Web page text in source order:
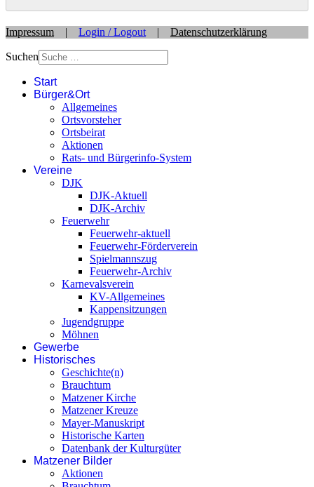
Impressum | Login / Logout | Datenschutzerklärung
Suchen
Start
Bürger&Ort
Allgemeines
Ortsvorsteher
Ortsbeirat
Aktionen
Rats- und Bürgerinfo-System
Vereine
DJK
DJK-Aktuell
DJK-Archiv
Feuerwehr
Feuerwehr-aktuell
Feuerwehr-Förderverein
Spielmannszug
Feuerwehr-Archiv
Karnevalsverein
KV-Allgemeines
Kappensitzungen
Jugendgruppe
Möhnen
Gewerbe
Historisches
Geschichte(n)
Brauchtum
Matzener Kirche
Matzener Kreuze
Mayer-Manuskript
Historische Karten
Datenbank der Kulturgüter
Matzener Bilder
Aktionen